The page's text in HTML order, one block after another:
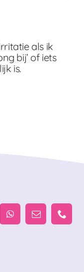
als ik
bij’ of iets
is.